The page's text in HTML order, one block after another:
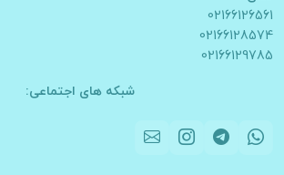
02166126561
02166128574
02166129785
شبکه های اجتماعی: